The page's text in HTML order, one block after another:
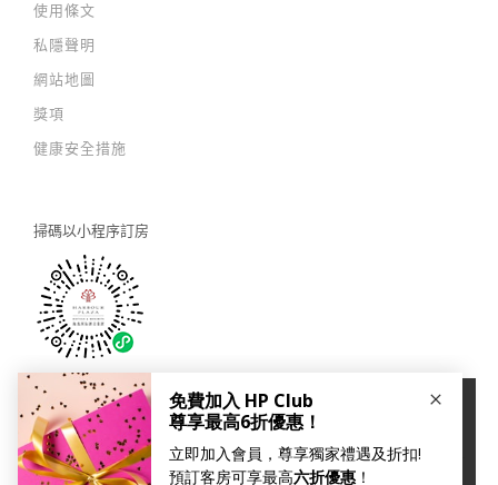
使用條文
私隱聲明
網站地圖
獎項
健康安全措施
掃碼以小程序訂房
關注我們： ×
本網站使用Cookies以改善您的用戶體驗。如您繼續瀏覽我
們的網站，即代表您同意我們的私隱及 cookies 政策。